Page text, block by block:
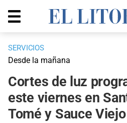
SERVICIOS
Desde la mañana
Cortes de luz
este viernes en
Tomé y Sauce Viejo